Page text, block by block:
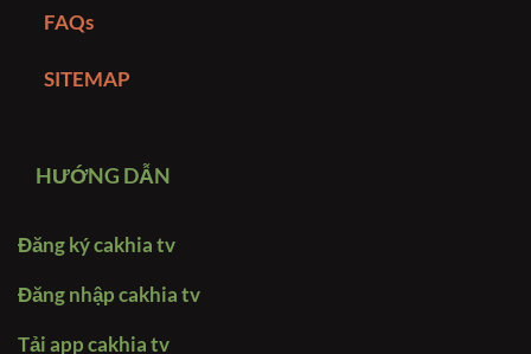
FAQs
SITEMAP
HƯỚNG DẪN
Đăng ký cakhia tv
Đăng nhập cakhia tv
Tải app cakhia tv